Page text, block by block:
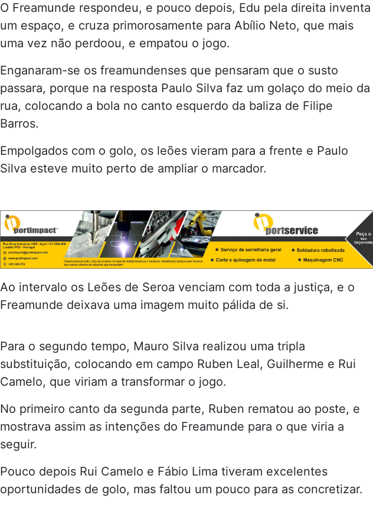
O Freamunde respondeu, e pouco depois, Edu pela direita inventa
um espaço, e cruza primorosamente para Abílio Neto, que mais
uma vez não perdoou, e empatou o jogo.
Enganaram-se os freamundenses que pensaram que o susto
passara, porque na resposta Paulo Silva faz um golaço do meio da
rua, colocando a bola no canto esquerdo da baliza de Filipe
Barros.
Empolgados com o golo, os leões vieram para a frente e Paulo
Silva esteve muito perto de ampliar o marcador.
Ao intervalo os Leões de Seroa venciam com toda a justiça, e o
Freamunde deixava uma imagem muito pálida de si.
Para o segundo tempo, Mauro Silva realizou uma tripla
substituição, colocando em campo Ruben Leal, Guilherme e Rui
Camelo, que viriam a transformar o jogo.
No primeiro canto da segunda parte, Ruben rematou ao poste, e
mostrava assim as intenções do Freamunde para o que viria a
seguir.
Pouco depois Rui Camelo e Fábio Lima tiveram excelentes
oportunidades de golo, mas faltou um pouco para as concretizar.